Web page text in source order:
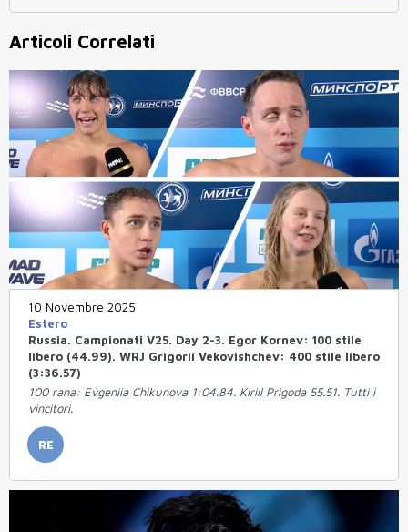
Articoli Correlati
10 Novembre 2025
Estero
Russia. Campionati V25. Day 2-3. Egor Kornev: 100 stile
libero (44.99). WRJ Grigorii Vekovishchev: 400 stile libero
(3:36.57)
100 rana: Evgeniia Chikunova 1:04.84. Kirill Prigoda 55.51. Tutti i
vincitori.
RE